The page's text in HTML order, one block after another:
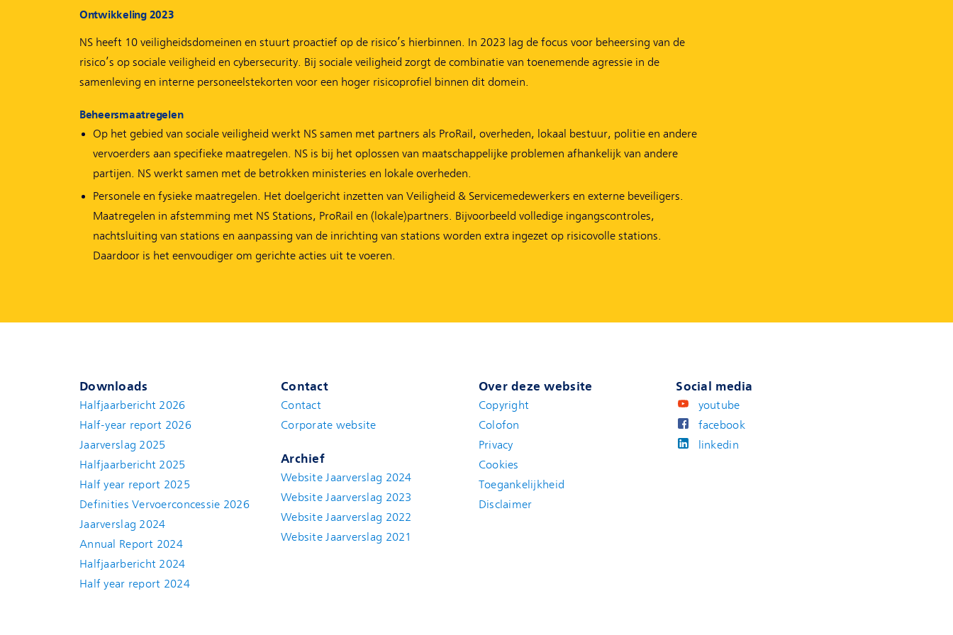
Ontwikkeling 2023
NS heeft 10 veiligheidsdomeinen en stuurt proactief op de risico’s hierbinnen. In 2023 lag de focus voor beheersing van de
risico’s op sociale veiligheid en cybersecurity. Bij sociale veiligheid zorgt de combinatie van toenemende agressie in de
samenleving en interne personeelstekorten voor een hoger risicoprofiel binnen dit domein.
Beheersmaatregelen
Op het gebied van sociale veiligheid werkt NS samen met partners als ProRail, overheden, lokaal bestuur, politie en andere
vervoerders aan specifieke maatregelen. NS is bij het oplossen van maatschappelijke problemen afhankelijk van andere
partijen. NS werkt samen met de betrokken ministeries en lokale overheden.
Personele en fysieke maatregelen. Het doelgericht inzetten van Veiligheid & Servicemedewerkers en externe beveiligers.
Maatregelen in afstemming met NS Stations, ProRail en (lokale)partners. Bijvoorbeeld volledige ingangscontroles,
nachtsluiting van stations en aanpassing van de inrichting van stations worden extra ingezet op risicovolle stations.
Daardoor is het eenvoudiger om gerichte acties uit te voeren.
Downloads
Halfjaarbericht 2026
Half-year report 2026
Jaarverslag 2025
Halfjaarbericht 2025
Half year report 2025
Definities Vervoerconcessie 2026
Jaarverslag 2024
Annual Report 2024
Halfjaarbericht 2024
Half year report 2024(new window)
Contact
Contact(new window)
Corporate website
Archief
Website Jaarverslag 2024
Website Jaarverslag 2023
Website Jaarverslag 2022
Website Jaarverslag 2021
Over deze website
Copyright
Colofon
Privacy
Cookies
Toegankelijkheid
Disclaimer
Social media
youtube
facebook
linkedin